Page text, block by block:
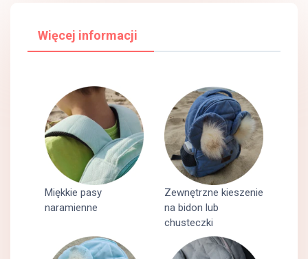
więcej informacji
Miękkie pasy
naramienne
Zewnętrzne kieszenie
na bidon lub
chusteczki